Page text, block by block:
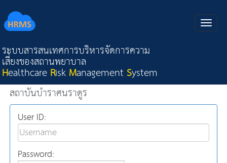
ระบบสารสนเทศการบริหารจัดการความ
เสี่ยงของสถานพยาบาล
Healthcare Risk ManagementSystem
สถาบันบำราศนราดูร
User ID:
Password: